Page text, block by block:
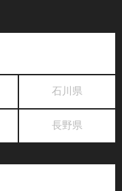
石川県
長野県